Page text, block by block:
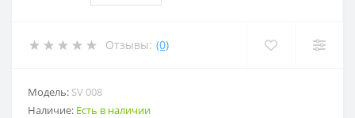
Отзывы: (0)
Модель: SV 008
Наличие: Есть в наличии